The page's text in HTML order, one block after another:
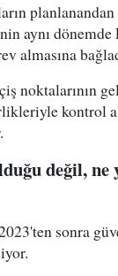
aynı dönemde
almasına
noktalarının
kontrol
değil, ne
sonra